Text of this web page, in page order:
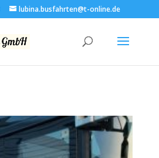
lubina.busfahrten@t-online.de